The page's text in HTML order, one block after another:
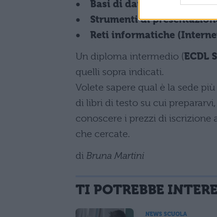
• Basi di dati
• Strumenti di
• Reti informatiche
Un diploma intermedio (ECDL
quelli sopra indicati.
Volete sapere qual è la sede
di libri di testo su cui
conoscere i prezzi di iscrizione
che cercate.
di Bruna Martini
TI POTREBBE
NEWS SCUOLA